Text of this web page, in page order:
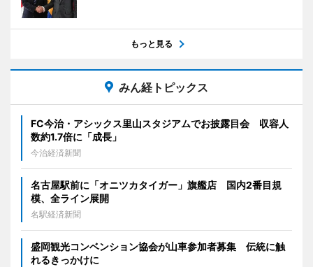
もっと見る
みん経トピックス
FC今治・アシックス里山スタジアムでお披露目会 収容人
数約1.7倍に「成長」
今治経済新聞
名古屋駅前に「オニツカタイガー」旗艦店 国内2番目規
模、全ライン展開
名駅経済新聞
盛岡観光コンベンション協会が山車参加者募集 伝統に触
れるきっかけに